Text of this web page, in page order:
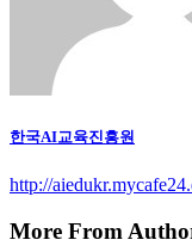
한국AI교육진흥원
http://
More From